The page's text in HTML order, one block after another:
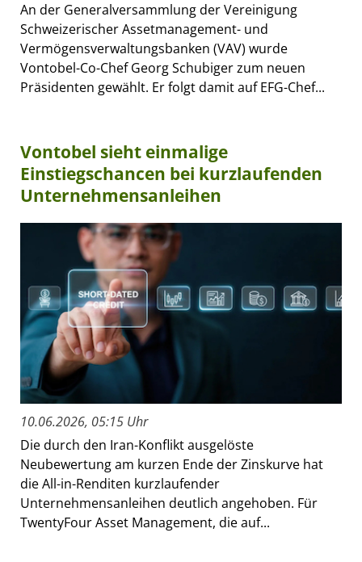
An der Generalversammlung der Vereinigung
Schweizerischer Assetmanagement- und
Vermögensverwaltungsbanken (VAV) wurde
Vontobel-Co-Chef Georg Schubiger zum neuen
Präsidenten gewählt. Er folgt damit auf EFG-Chef...
Vontobel sieht einmalige
Einstiegschancen bei kurzlaufenden
Unternehmensanleihen
10.06.2026, 05:15 Uhr
Die durch den Iran-Konflikt ausgelöste
Neubewertung am kurzen Ende der Zinskurve hat
die All-in-Renditen kurzlaufender
Unternehmensanleihen deutlich angehoben. Für
TwentyFour Asset Management, die auf...